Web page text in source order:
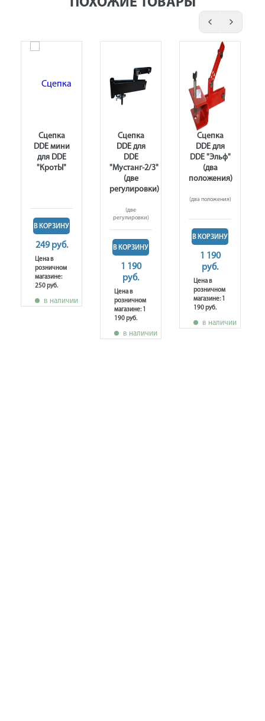
ПОХОЖИЕ ТОВАРЫ
Сцепка
DDE мини
для DDE
"КротЫ"
В КОРЗИНУ
249 руб.
Цена в
розничном
магазине:
250 руб.
в наличии
Сцепка
DDE для
DDE
"Мустанг-2/3"
(две
регулировки)
(две
регулировки)
В КОРЗИНУ
1 190
руб.
Цена в
розничном
магазине: 1
190 руб.
в наличии
Сцепка
DDE для
DDE "Эльф"
(два
положения)
(два положения)
В КОРЗИНУ
1 190
руб.
Цена в
розничном
магазине: 1
190 руб.
в наличии